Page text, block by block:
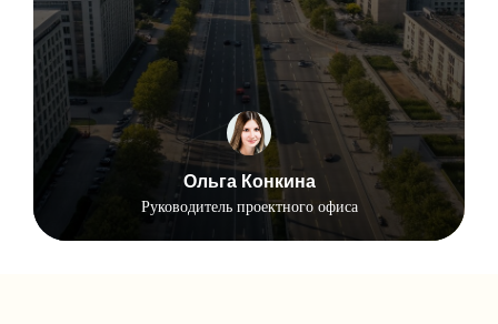
Ольга Конкина
Руководитель проектного офиса